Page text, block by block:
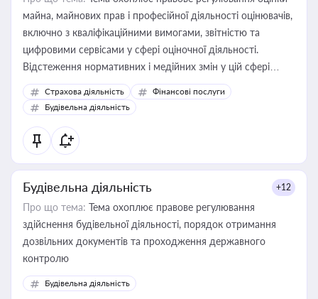
майна, майнових прав і професійної діяльності оцінювачів,
включно з кваліфікаційними вимогами, звітністю та
цифровими сервісами у сфері оціночної діяльності.
Відстеження нормативних і медійних змін у цій сфері
корисне для власника бізнесу, керівника, юриста або
бухгалтера під час оподаткування, приватизації, оренди
державного майна, корпоративних угод і перевірки
статусу суб'єктів оціночної діяльності
Страхова діяльність
Фінансові послуги
Будівельна діяльність
Будівельна діяльність +12
Про що тема: Тема охоплює правове регулювання
здійснення будівельної діяльності, порядок отримання
дозвільних документів та проходження державного
контролю
Будівельна діяльність